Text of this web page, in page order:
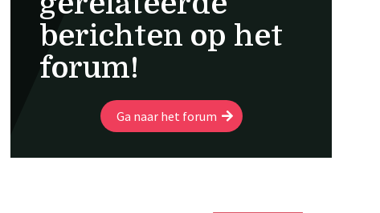
berichten op het
forum!
Ga naar het forum